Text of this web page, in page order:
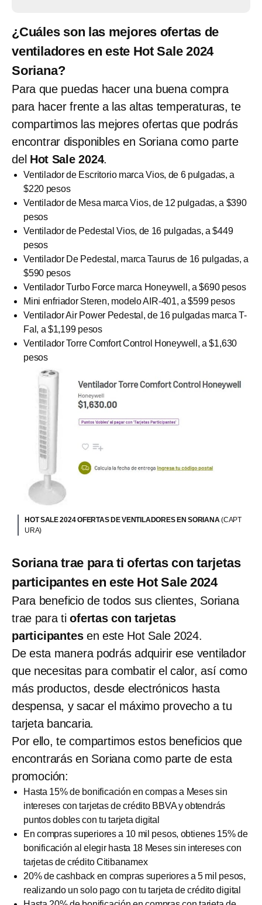
¿Cuáles son las mejores ofertas de
ventiladores en este Hot Sale 2024
Soriana?
Para que puedas hacer una buena compra
para hacer frente a las altas temperaturas, te
compartimos las mejores ofertas que podrás
encontrar disponibles en Soriana como parte
del Hot Sale 2024.
Ventilador de Escritorio marca Vios, de 6 pulgadas, a
$220 pesos
Ventilador de Mesa marca Vios, de 12 pulgadas, a $390
pesos
Ventilador de Pedestal Vios, de 16 pulgadas, a $449
pesos
Ventilador De Pedestal, marca Taurus de 16 pulgadas, a
$590 pesos
Ventilador Turbo Force marca Honeywell, a $690 pesos
Mini enfriador Steren, modelo AIR-401, a $599 pesos
Ventilador Air Power Pedestal, de 16 pulgadas marca T-
Fal, a $1,199 pesos
Ventilador Torre Comfort Control Honeywell, a $1,630
pesos
HOT SALE 2024 OFERTAS DE VENTILADORES EN SORIANA(CAPT
URA)
Soriana trae para ti ofertas con tarjetas
participantes en este Hot Sale 2024
Para beneficio de todos sus clientes, Soriana
trae para tiofertas con tarjetas
participantesen este Hot Sale 2024.
De esta manera podrás adquirir ese ventilador
que necesitas para combatir el calor, así como
más productos, desde electrónicos hasta
despensa, y sacar el máximo provecho a tu
tarjeta bancaria.
Por ello, te compartimos estos beneficios que
encontrarás en Soriana como parte de esta
promoción:
Hasta 15% de bonificación en compas a Meses sin
intereses con tarjetas de crédito BBVA y obtendrás
puntos dobles con tu tarjeta digital
En compras superiores a 10 mil pesos, obtienes 15% de
bonificación al elegir hasta 18 Meses sin intereses con
tarjetas de crédito Citibanamex
20% de cashback en compras superiores a 5 mil pesos,
realizando un solo pago con tu tarjeta de crédito digital